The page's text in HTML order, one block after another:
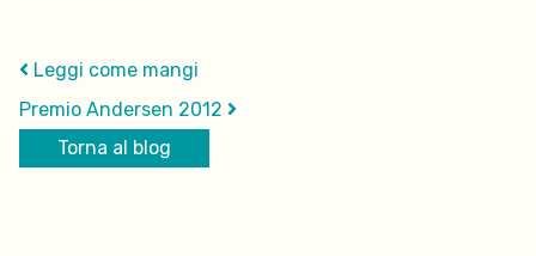
Leggi come mangi
Torna al blog
Premio Andersen 2012